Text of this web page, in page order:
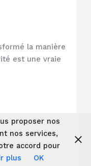
la manière
est une vraie
proposer nos
nos services,
accord pour
plus OK